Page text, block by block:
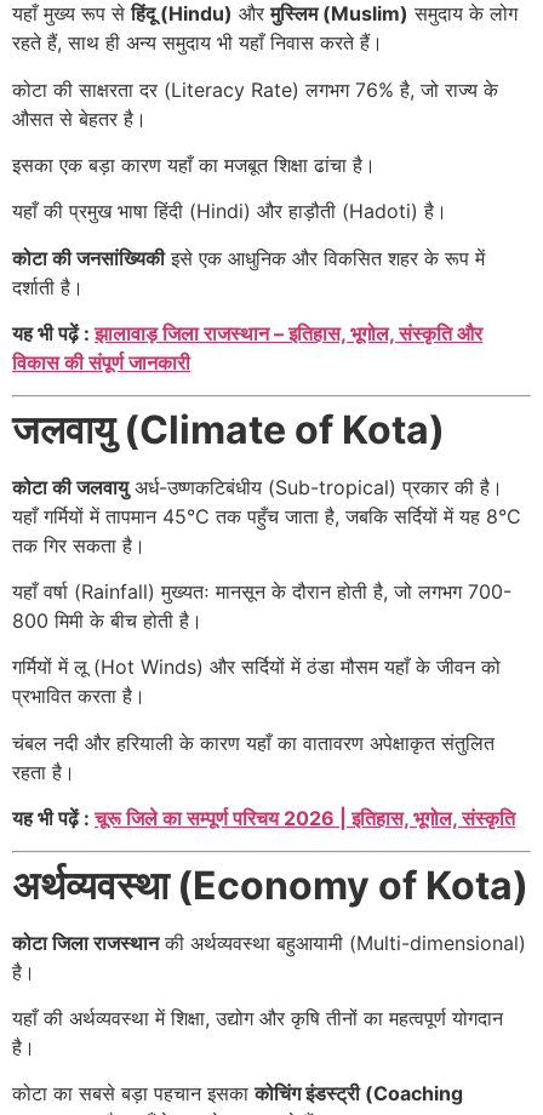
यहाँ मुख्य रूप सेहिंदू (Hindu) औरमुस्लिम (Muslim) समुदाय के लोग
रहते हैं, साथ ही अन्य समुदाय भी यहाँ निवास करते हैं।
कोटा की साक्षरता दर (Literacy Rate) लगभग 76% है, जो राज्य के
औसत से बेहतर है।
इसका एक बड़ा कारण यहाँ का मजबूत शिक्षा ढांचा है।
यहाँ की प्रमुख भाषा हिंदी (Hindi) और हाड़ौती (Hadoti) है।
कोटा की जनसांख्यिकीइसे एक आधुनिक और विकसित शहर के रूप में
दर्शाती है।
यह भी पढ़ें :झालावाड़ जिला राजस्थान – इतिहास, भूगोल, संस्कृति और
विकास की संपूर्ण जानकारी
जलवायु (Climate of Kota)
कोटा की जलवायुअर्ध-उष्णकटिबंधीय (Sub-tropical) प्रकार की है।
यहाँ गर्मियों में तापमान 45°C तक पहुँच जाता है, जबकि सर्दियों में यह 8°C
तक गिर सकता है।
यहाँ वर्षा (Rainfall) मुख्यतः मानसून के दौरान होती है, जो लगभग 700-
800 मिमी के बीच होती है।
गर्मियों में लू (Hot Winds) और सर्दियों में ठंडा मौसम यहाँ के जीवन को
प्रभावित करता है।
चंबल नदी और हरियाली के कारण यहाँ का वातावरण अपेक्षाकृत संतुलित
रहता है।
यह भी पढ़ें :चूरू जिले का सम्पूर्ण परिचय 2026 | इतिहास, भूगोल, संस्कृति
अर्थव्यवस्था (Economy of Kota)
कोटा जिला राजस्थानकी अर्थव्यवस्था बहुआयामी (Multi-dimensional)
है।
यहाँ की अर्थव्यवस्था में शिक्षा, उद्योग और कृषि तीनों का महत्वपूर्ण योगदान
है।
कोटा का सबसे बड़ा पहचान इसकाकोचिंग इंडस्ट्री (Coaching